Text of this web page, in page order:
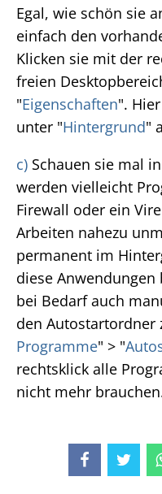
Egal, wie schön sie
einfach den
Klicken sie mit der
freien
"Eigenschaften".
unter "Hintergrund"
c) Schauen sie mal
werden vielleicht
Firewall oder ein
Arbeiten nahezu
permanent im
diese
bei Bedarf auch
den Autostartordner
Programme" > "
rechtsklick alle
nicht mehr